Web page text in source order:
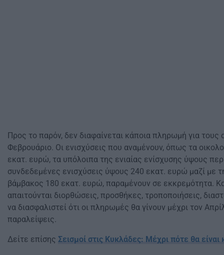
Προς το παρόν, δεν διαφαίνεται κάποια πληρωμή για τους
Φεβρουάριο. Οι ενισχύσεις που αναμένουν, όπως τα
εκατ. ευρώ, τα υπόλοιπα της ενιαίας ενίσχυσης ύψους
συνδεδεμένες ενισχύσεις ύψους 240 εκατ. ευρώ μαζί με
βάμβακος 180 εκατ. ευρώ, παραμένουν σε εκκρεμότητα.
απαιτούνται διορθώσεις, προσθήκες, τροποποιήσεις,
να διασφαλιστεί ότι οι πληρωμές θα γίνουν μέχρι τον
παραλείψεις.
Δείτε επίσης Σεισμοί στις Κυκλάδες: Μέχρι πότε θα είναι